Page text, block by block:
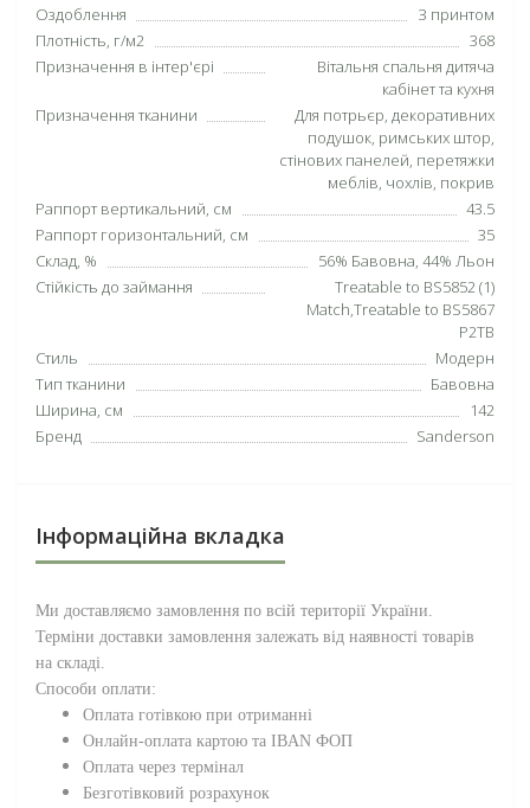
Оздоблення
З принтом
Плотність, г/м2
368
Призначення в інтер'єрі
Вітальня спальня дитяча
кабінет та кухня
Призначення тканини
Для потрьєр, декоративних
подушок, римських штор,
стінових панелей, перетяжки
меблів, чохлів, покрив
Раппорт вертикальний, см
43.5
Раппорт горизонтальний, см
35
Склад, %
56% Бавовна, 44% Льон
Стійкість до займання
Treatable to BS5852 (1)
Match,Treatable to BS5867
P2TB
Стиль
Модерн
Тип тканини
Бавовна
Ширина, см
142
Бренд
Sanderson
Інформаційна вкладка
Ми доставляємо замовлення по всій території України.
Терміни доставки замовлення залежать від наявності товарів
на складі.
Способи оплати:
Оплата готівкою при отриманні
Онлайн-оплата картою та IBAN ФОП
Оплата через термінал
Безготівковий розрахунок